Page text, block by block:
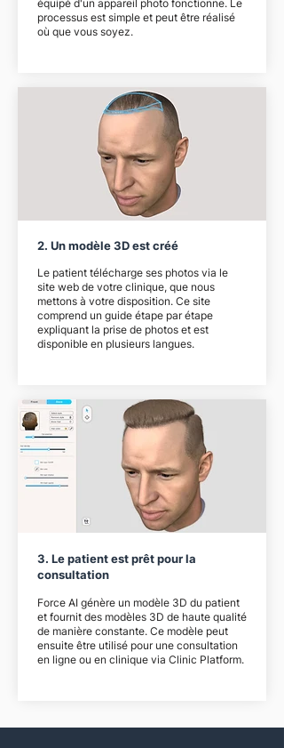
équipé d'un appareil photo fonctionne. Le
processus est simple et peut être réalisé
où que vous soyez.
2. Un modèle 3D est créé
Le patient télécharge ses photos via le
site web de votre clinique, que nous
mettons à votre disposition. Ce site
comprend un guide étape par étape
expliquant la prise de photos et est
disponible en plusieurs langues.
3. Le patient est prêt pour la
consultation
Force AI génère un modèle 3D du patient
et fournit des modèles 3D de haute qualité
de manière constante. Ce modèle peut
ensuite être utilisé pour une consultation
en ligne ou en clinique via Clinic Platform.